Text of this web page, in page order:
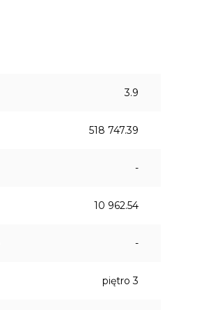
3.9
518 747.39
-
10 962.54
-
piętro 3